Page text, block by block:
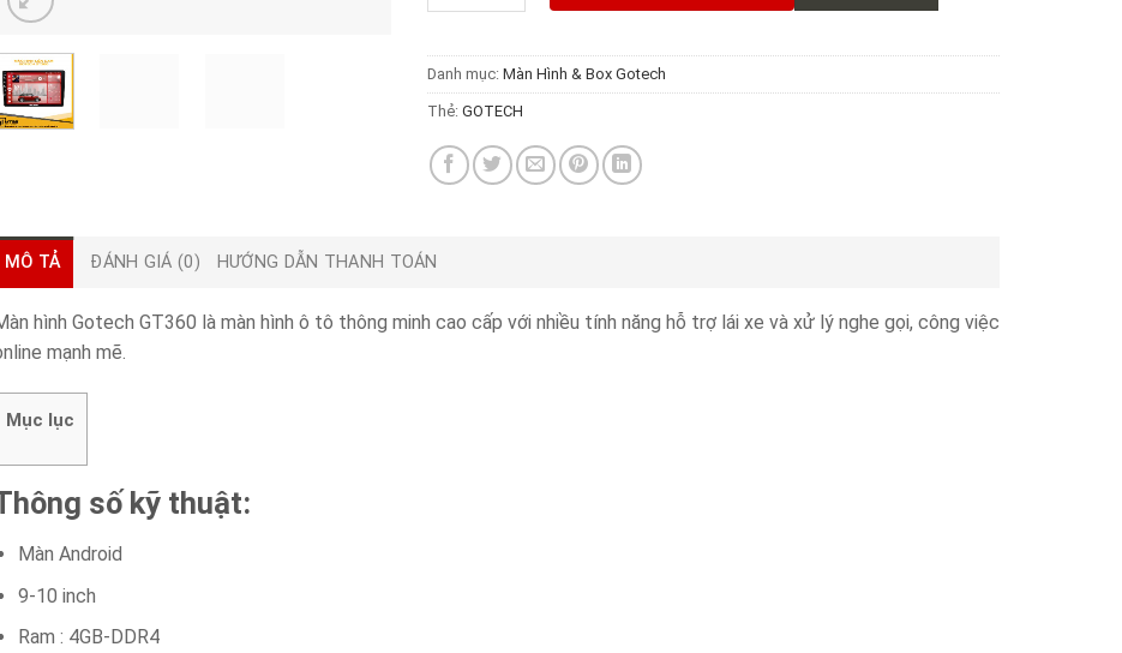
Danh mục:Màn Hình & Box Gotech
Thẻ:GOTECH
MÔ TẢ ĐÁNH GIÁ (0) HƯỚNG DẪN THANH TOÁN
hình Gotech GT360 là màn hình ô tô thông minh cao cấp với nhiều tính năng hỗ trợ lái xe và xử lý nghe gọi, công việc
mạnh mẽ.
Mục lục
số kỹ thuật:
Màn Android
9-10 inch
Ram : 4GB-DDR4